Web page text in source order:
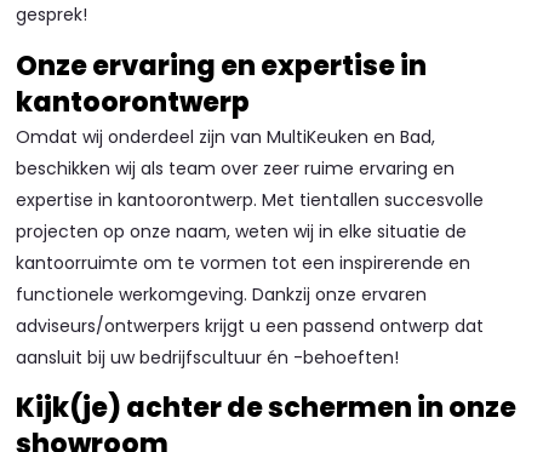
gesprek!
Onze ervaring en expertise in
kantoorontwerp
Omdat wij onderdeel zijn van MultiKeuken en Bad,
beschikken wij als team over zeer ruime ervaring en
expertise in kantoorontwerp. Met tientallen succesvolle
projecten op onze naam, weten wij in elke situatie de
kantoorruimte om te vormen tot een inspirerende en
functionele werkomgeving. Dankzij onze ervaren
adviseurs/ontwerpers krijgt u een passend ontwerp dat
aansluit bij uw bedrijfscultuur én -behoeften!
Kijk(je) achter de schermen in onze